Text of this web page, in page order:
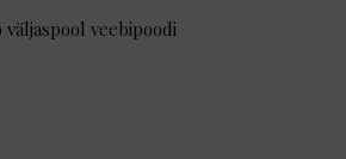
veebipoodi